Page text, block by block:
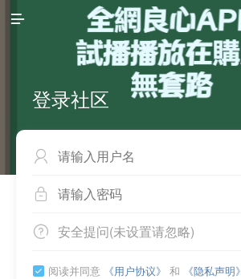

登录社区


 安全提问(未设置请忽略)
 阅读并同意 《用户协议》 和 《隐私声明》